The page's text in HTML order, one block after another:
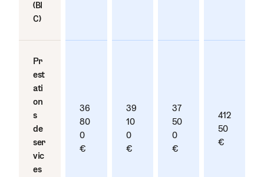
(BI
C)
Pr
est
ati
on
s
de
ser
vic
es
36
80
0
€
39
10
0
€
37
50
0
€
41 2
50
€